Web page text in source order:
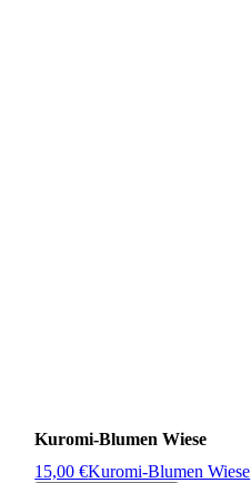
Kuromi-Blumen Wiese
15,00 €Kuromi-Blumen Wiese